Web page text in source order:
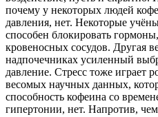
почему у некоторых людей
давления, нет. Некоторые
способен блокировать
кровеносных сосудов. Другая
надпочечниках усиленный
давление. Стресс тоже играет
весомых научных данных,
способность кофеина со
гипертонии, нет. Напротив,